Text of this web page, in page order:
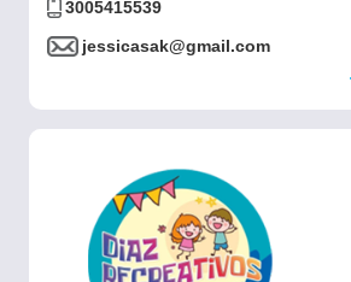
3005415539
jessicasak@gmail.com